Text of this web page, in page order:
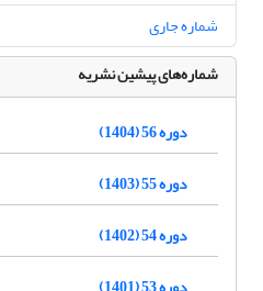
شماره جاری
شماره‌های پیشین نشریه
دوره 56 (1404)
دوره 55 (1403)
دوره 54 (1402)